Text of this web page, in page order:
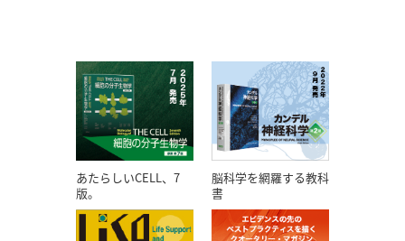
あたらしいCELL、7
版。
脳科学を網羅する教科
書